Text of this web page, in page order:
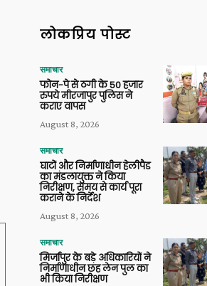
लोकप्रिय पोस्ट
समाचार
फोन-पे से ठगी के 50 हजार
रुपये मीरजापुर पुलिस ने
कराए वापस
August 8, 2026
समाचार
घाटों और निर्माणाधीन हेलीपैड
का मंडलायुक्त ने किया
निरीक्षण, समय से कार्य पूरा
कराने के निर्देश
August 8, 2026
समाचार
मिर्जापुर के बड़े अधिकारियों ने
निर्माणाधीन छह लेन पुल का
भी किया निरीक्षण